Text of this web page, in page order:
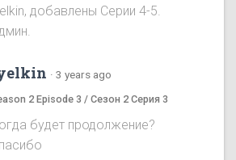
добавлены Серии 4-5.
· 3 years ago
2 Episode 3 / Сезон 2 Серия 3
будет продолжение?